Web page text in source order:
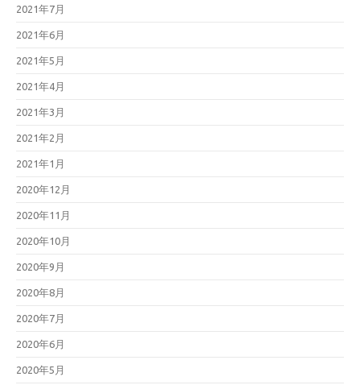
2021年7月
2021年6月
2021年5月
2021年4月
2021年3月
2021年2月
2021年1月
2020年12月
2020年11月
2020年10月
2020年9月
2020年8月
2020年7月
2020年6月
2020年5月